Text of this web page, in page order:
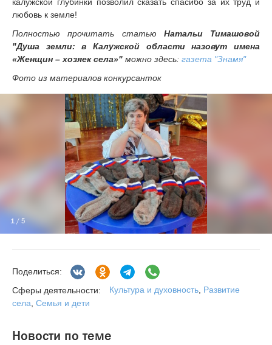
любовь к земле!
Полностью прочитать статью Натальи Тимашовой
"Душа земли: в Калужской области назовут имена
«Женщин – хозяек села»" можно здесь: газета "Знамя"
Фото из материалов конкурсанток
1 / 5
Поделиться:
Сферы деятельности:
Культура и духовность Развитие
села Семья и дети
Новости по теме